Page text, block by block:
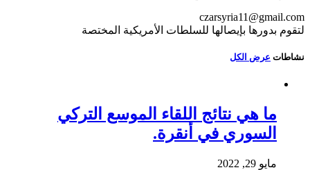
czarsyria11@gmail.com
لتقوم بدورها بإيصالها للسلطات الأمريكية المختصة
نشاطات عرض الكل
ما هي نتائج اللقاء الموسع التركي
السوري في أنقرة.
مايو 29, 2022